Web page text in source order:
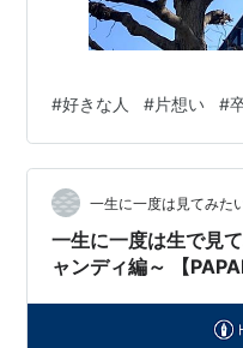
#好きな人 #片想い #
一生に一度は見てみた
一生に一度は生で見
ャンディ編～ 【